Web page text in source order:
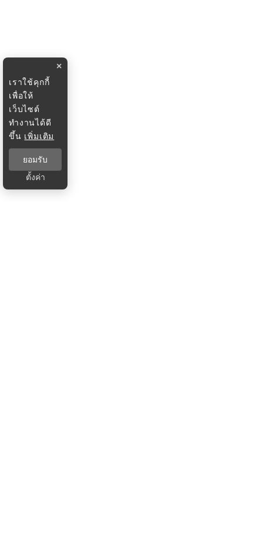
×
เราใช้คุกกี้
เพื่อให้
เว็บไซต์
ทำงานได้ดี
ขึ้น เพิ่มเติม
ยอมรับ
ตั้งค่า